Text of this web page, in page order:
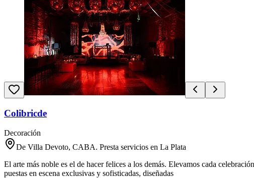
Colibricde
Decoración
De Villa Devoto, CABA. Presta servicios en La Plata
El arte más noble es el de hacer felices a los demás. Elevamos cada
puestas en escena exclusivas y sofisticadas, diseñadas